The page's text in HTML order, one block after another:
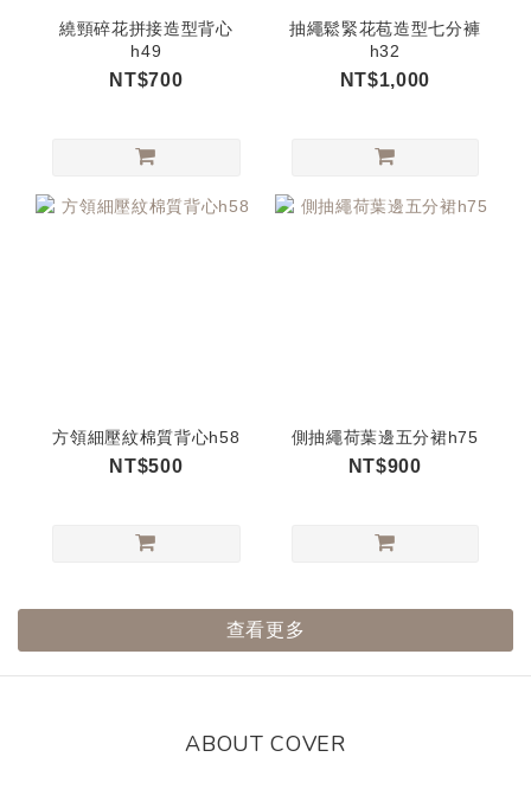
繞頸碎花拼接造型背心
h49
NT$700
抽繩鬆緊花苞造型七分褲
h32
NT$1,000
方領細壓紋棉質背心h58
NT$500
側抽繩荷葉邊五分裙h75
NT$900
查看更多
ABOUT COVER